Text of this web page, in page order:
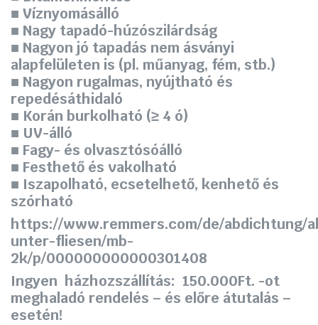
■ Víznyomásálló
■ Nagy tapadó-húzószilárdság
■ Nagyon jó tapadás nem ásványi
alapfelületen is (pl. műanyag, fém, stb.)
■ Nagyon rugalmas, nyújtható és
repedésáthidaló
■ Korán burkolható (≥ 4 ó)
■ UV-álló
■ Fagy- és olvasztósóálló
■ Festhető és vakolható
■ Iszapolható, ecsetelhető, kenhető és
szórható
https://www.remmers.com/de/abdichtung/
unter-fliesen/mb-
2k/p/000000000000301408
Ingyen házhozszállítás: 150.000Ft. -ot
meghaladó rendelés – és előre átutalás –
esetén!